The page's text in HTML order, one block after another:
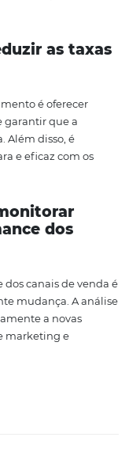
avaliando e
hoteleira.
dos canais de
que
canal, os
melhores e mais
avaliada
as tendências do
e contínua,
sobreviva,